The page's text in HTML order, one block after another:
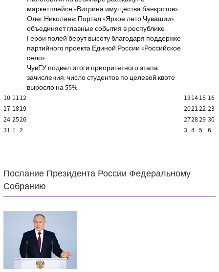
маркетплейсе «Витрина имущества банкротов»
Олег Николаев: Портал «Яркое лето Чувашии»
объединяет главные события в республике
Герои полей берут высоту благодаря поддержке
партийного проекта Единой России «Российское
село»
ЧувГУ подвел итоги приоритетного этапа
зачисления: число студентов по целевой квоте
выросло на 55%
10 1112 131415 16
17 1819 202122 23
24 2526 272829 30
31 1 2 3 4 5 6
Послание Президента России Федеральному
Собранию